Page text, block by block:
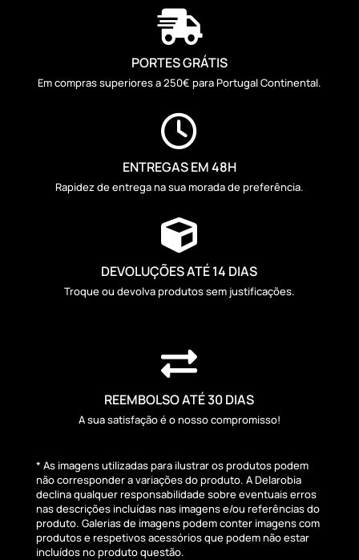

PORTES GRÁTIS
Em compras superiores a 250€ para Portugal Continental.

ENTREGAS EM 48H
Rapidez de entrega na sua morada de preferência.

DEVOLUÇÕES ATÉ 14 DIAS
Troque ou devolva produtos sem justificações.

REEMBOLSO ATÉ 30 DIAS
A sua satisfação é o nosso compromisso!
* As imagens utilizadas para ilustrar os produtos podem
não corresponder a variações do produto. A Delarobia
declina qualquer responsabilidade sobre eventuais erros
nas descrições incluídas nas imagens e/ou referências do
produto. Galerias de imagens podem conter imagens com
produtos e respetivos acessórios que podem não estar
incluídos no produto questão.